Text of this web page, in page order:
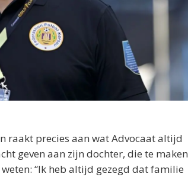
raakt precies aan wat Advocaat altijd
geven aan zijn dochter, die te maken
“Ik heb altijd gezegd dat familie